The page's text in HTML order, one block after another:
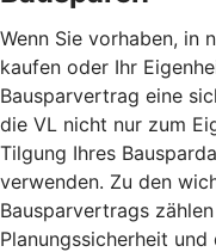
Wenn Sie vorhaben, in
kaufen oder Ihr
Bausparvertrag eine
die VL nicht nur zum
Tilgung Ihres
verwenden. Zu den
Bausparvertrags
Planungssicherheit